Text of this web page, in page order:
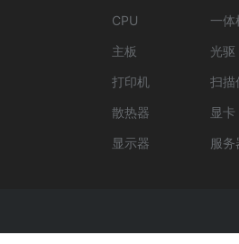
CPU
一体
主板
光驱
打印机
扫描
散热器
显卡
显示器
服务